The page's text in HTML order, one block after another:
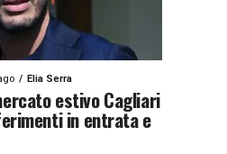
Elia Serra
estivo Cagliari
in entrata e